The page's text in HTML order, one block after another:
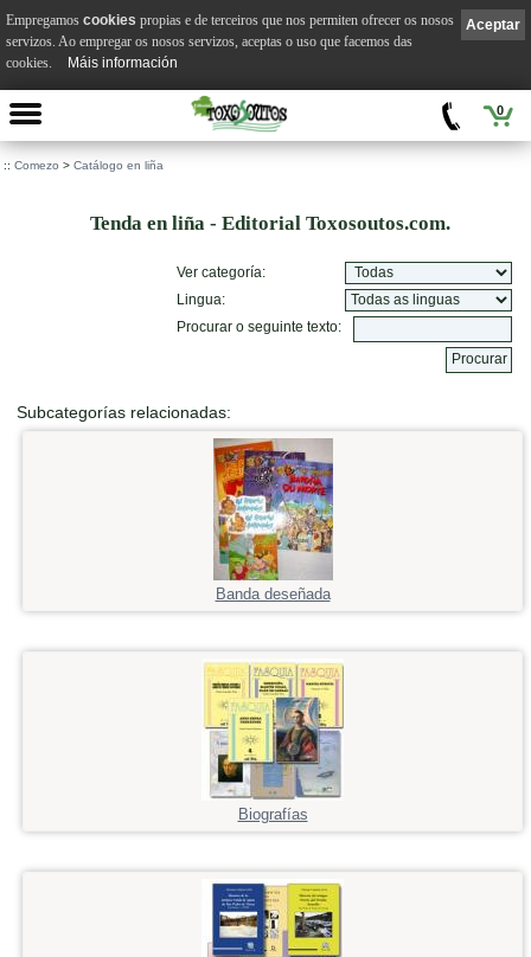
0
:: Comezo > Catálogo en liña
Tenda en liña - Editorial Toxosoutos.com.
Ver categoría:
Lingua:
Procurar o seguinte texto:
Subcategorías relacionadas:
Banda deseñada
Biografías
Aceptar
Empregamos cookies propias e de terceiros que nos permiten ofrecer os nosos
servizos. Ao empregar os nosos servizos, aceptas o uso que facemos das
cookies.
Máis información